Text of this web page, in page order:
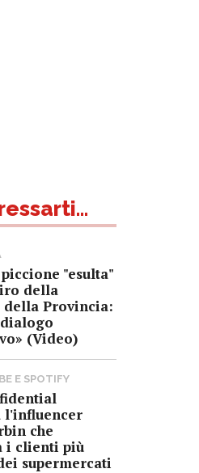
"esulta"
della
della Provincia:
(Video)
E SPOTIFY
l'influencer
che
i clienti più
supermercati